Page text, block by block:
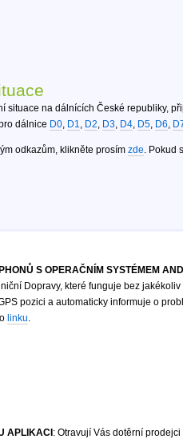
situace na dálnících České republiky,
dálnice D0, D1, D2, D3, D4, D5, D6,
odkazům, klikněte prosím zde. Pokud
S OPERAČNÍM SYSTÉMEM
Dopravy, které funguje bez
pozici a automaticky informuje o
linku.
APLIKACI: Otravují Vás dotěrní